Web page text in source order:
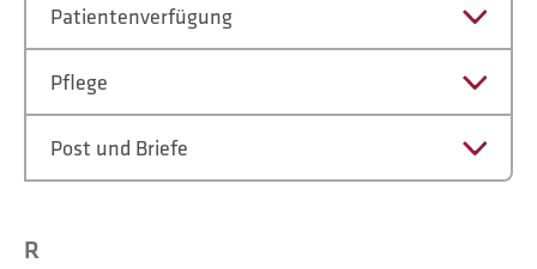
Patientenverfügung
Pflege
Post und Briefe
R